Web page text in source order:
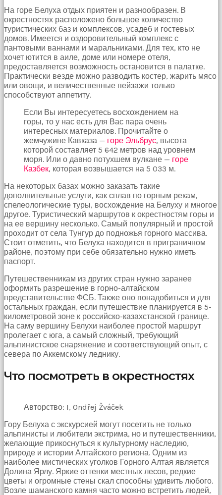
На горе Белуха отдых приятен и разнообразен. В
окрестностях расположено большое количество
туристических баз и комплексов, усадеб и гостевых
домов. Имеется и оздоровительный комплекс с
пантовыми ваннами и маральниками. Для тех, кто не
хочет ютится в аиле, доме или номере отеля,
предоставляется возможность остановится в палатке.
Практически везде можно разводить костер, жарить мясо
или овощи, и величественные пейзажи только
способствуют аппетиту.
Если Вы интересуетесь восхождением на
горы, то у нас есть для Вас пара очень
интересных материалов. Прочитайте о
жемчужине Кавказа — горе Эльбрус, высота
которой составляет 5 642 метров над уровнем
моря. Или о давно потухшем вулкане — горе
Казбек, которая возвышается на 5 033 м.
На некоторых базах можно заказать такие
дополнительные услуги, как сплав по горным рекам,
спелеологические туры, восхождение на Белуху и многое
другое. Туристический маршрутов к окрестностям горы и
на ее вершину несколько. Самый популярный и простой
проходит от села Тунгур до подножья горного массива.
Стоит отметить, что Белуха находится в приграничном
районе, поэтому при себе обязательно нужно иметь
паспорт.
Путешественникам из других стран нужно заранее
оформить разрешение в горно-алтайском
представительстве ФСБ. Также оно понадобиться и для
остальных граждан, если путешествие планируется в 5-
километровой зоне к российско-казахстанской границе.
На саму вершину Белухи наиболее простой маршрут
пролегает с юга, а самый сложный, требующий
альпинистское снаряжение и соответствующий опыт, с
севера по Аккемскому леднику.
Что посмотреть в окрестностях
Авторство: I, Ondřej Žváček
Гору Белуха с экскурсией могут посетить не только
альпинисты и любители экстрима, но и путешественники,
желающие прикоснуться к культурному наследию,
природе и истории Алтайского региона. Одним из
наиболее мистических уголков Горного Алтая является
Долина Ярлу. Яркие оттенки местных лесов, редкие
цветы и огромные стены скал способны удивить любого.
Возле шаманского камня часто можно встретить людей,